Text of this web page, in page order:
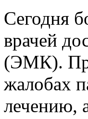
Сегодня
врачей
(ЭМК).
жалобах
лечению,